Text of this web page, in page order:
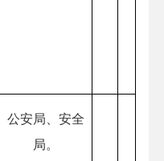
公安局、安全
局。